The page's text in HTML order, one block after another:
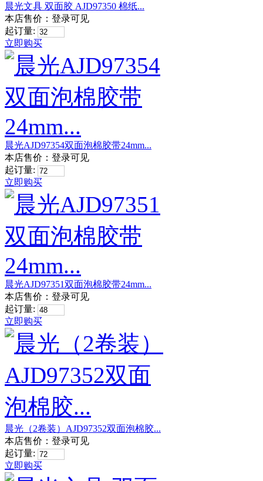
晨光文具 双面胶 AJD97350 棉纸...
本店售价： 登录可见
起订量:
立即购买
晨光AJD97354双面泡棉胶带24mm...
本店售价： 登录可见
起订量:
立即购买
晨光AJD97351双面泡棉胶带24mm...
本店售价： 登录可见
起订量:
立即购买
晨光（2卷装）AJD97352双面泡棉胶...
本店售价： 登录可见
起订量:
立即购买